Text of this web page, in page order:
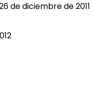
de diciembre de 2011